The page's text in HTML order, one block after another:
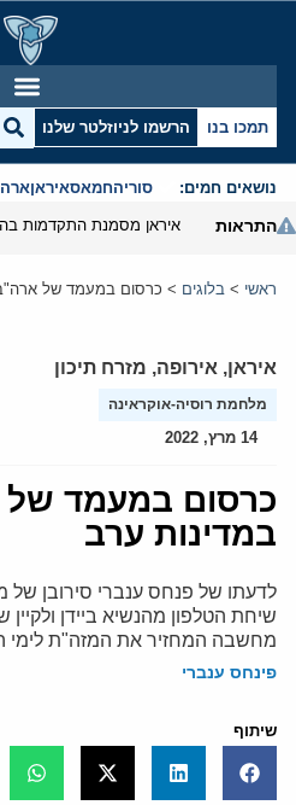
תמכו בנו הרשמו לניוזלטר שלנו
נושאים חמים: סוריהחמאסאיראן
התראות
ראשי > בלוגים > כרסום במעמד של
איראן, אירופה, מזרח תיכון
מלחמת רוסיה-אוקראינה
14 מרץ, 2022
כרסום במעמד
במדינות ערב
לדעתו של פנחס ענברי סירובן של
שיחת הטלפון מהנשיא ביידן ולקיין
מחשבה המחזיר את המזה"ת לימי
פינחס ענברי
שיתוף